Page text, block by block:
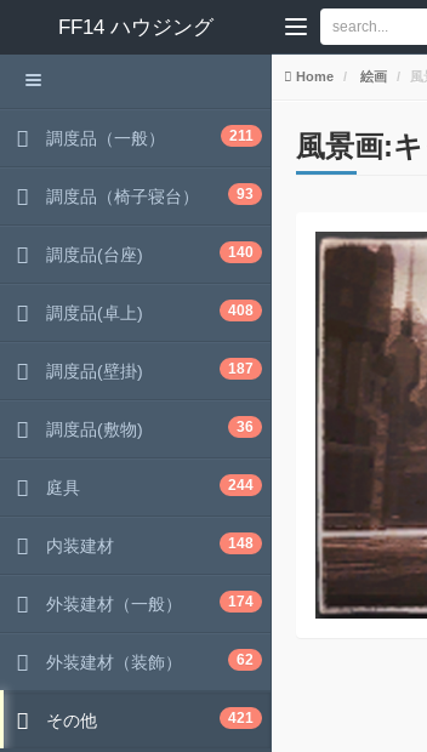
FF14 ハウジング
Home 絵画
風景画:
調度品（一般） 211
調度品（椅子寝台） 93
調度品(台座) 140
調度品(卓上) 408
調度品(壁掛) 187
調度品(敷物) 36
庭具 244
内装建材 148
外装建材（一般） 174
外装建材（装飾） 62
その他 421